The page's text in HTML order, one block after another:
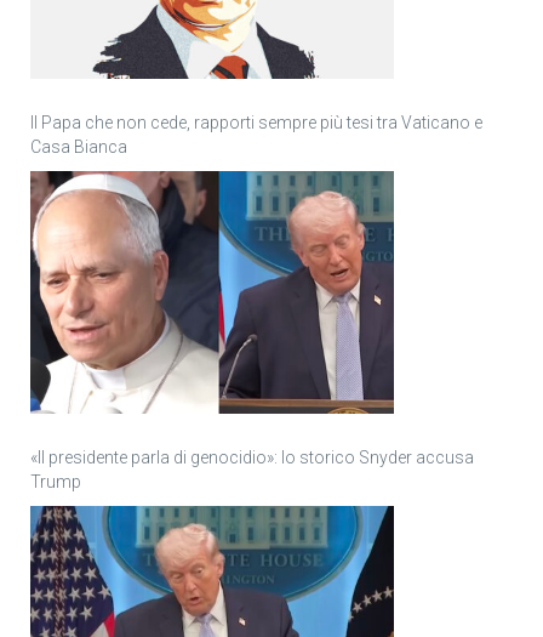
Il Papa che non cede, rapporti sempre più tesi tra Vaticano e
Casa Bianca
«Il presidente parla di genocidio»: lo storico Snyder accusa
Trump